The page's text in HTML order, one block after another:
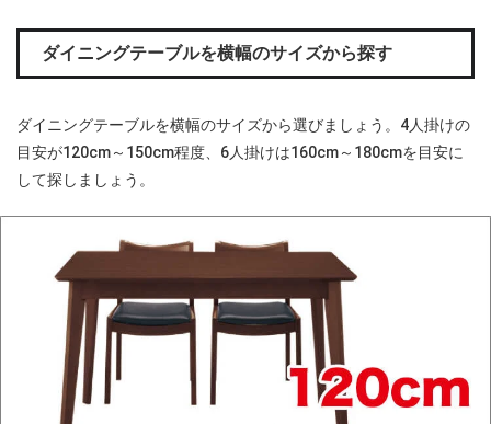
ダイニングテーブルを横幅のサイズから探す
ダイニングテーブルを横幅のサイズから選びましょう。4人掛けの
目安が120cm～150cm程度、6人掛けは160cm～180cmを目安に
して探しましょう。